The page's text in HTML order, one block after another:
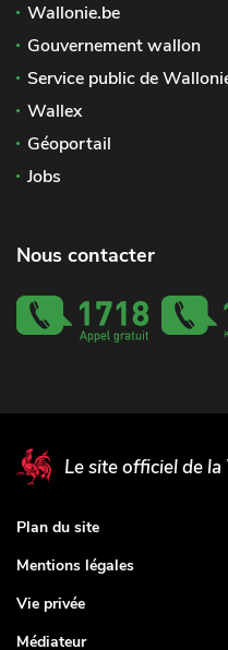
Wallonie.be
Gouvernement wallon
Service public de
Wallex
Géoportail
Jobs
Nous contacter
Le site officiel de
Plan du site
Mentions légales
Vie privée
Médiateur